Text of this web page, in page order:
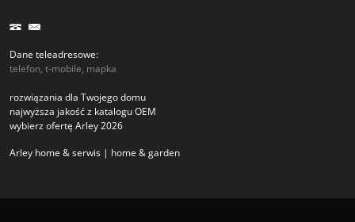
Dane teleadresowe:
telefon, t-mobile, mapka
rozwiązania dla Twojego domu
najwyższa jakość z katalogu OEM
wybierz ofertę Arley 2026
Arley home & serwis | home & garden